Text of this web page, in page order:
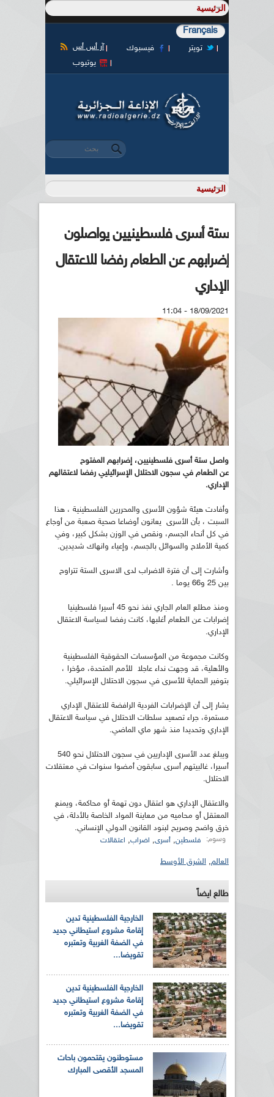
Français
آر أس أس فيسبوك
تويتر
يوتيوب
استمارة البحث
‏بحث ‏
ستة أسرى فلسطينيين يواصلون
إضرابهم عن الطعام رفضا للاعتقال
الإداري
18/09/2021 - 11:04
واصل ستة أسرى فلسطينيين، إضرابهم المفتوح
عن الطعام في سجون الاحتلال الإسرائيليي رفضا لاعتقالهم
الإداري.
وأفادت هيئة شؤون الأسرى والمحررين الفلسطينية ، هذا
السبت ، بأن الأسرى يعانون أوضاعا صحية صعبة من أوجاع
في كل أنحاء الجسم، ونقص في الوزن بشكل كبير، وفي
كمية الأملاح والسوائل بالجسم، وإعياء وانهاك شديدين.
وأشارت إلى أن فترة الاضراب لدى الاسرى الستة تتراوح
بين 25 و66 يوما .
ومنذ مطلع العام الجاري نفذ نحو 45 أسيرا فلسطينيا
إضرابات عن الطعام أغلبها، كانت رفضا لسياسة الاعتقال
الإداري.
وكانت مجموعة من المؤسسات الحقوقية الفلسطينية
والأهلية، قد وجهت نداء عاجلا للأمم المتحدة، مؤخرا ،
بتوفير الحماية للأسرى في سجون الاحتلال الإسرائيلي.
يشار إلى أن الإضرابات الفردية الرافضة للاعتقال الإداري
مستمرة، جراء تصعيد سلطات الاحتلال في سياسة الاعتقال
الإداري وتحديدا منذ شهر ماي الماضي.
ويبلغ عدد الأسرى الإداريين في سجون الاحتلال نحو 540
أسيرا، غالبيتهم أسرى سابقون أمضوا سنوات في معتقلات
الاحتلال.
والاعتقال الإداري هو اعتقال دون تهمة أو محاكمة، ويمنع
المعتقل أو محاميه من معاينة المواد الخاصة بالأدلة، في
خرق واضح وصريح لبنود القانون الدولي الإنساني.
وسوم: فلسطين, أسرى, اضراب, اعتقالات
العالم, الشرق الأوسط
طالع ايضاً
الخارجية الفلسطينية تدين
إقامة مشروع استيطاني جديد
في الضفة الغربية وتعتبره
تقويضا...
الخارجية الفلسطينية تدين
إقامة مشروع استيطاني جديد
في الضفة الغربية وتعتبره
تقويضا...
مستوطنون يقتحمون باحات
المسجد الأقصى المبارك